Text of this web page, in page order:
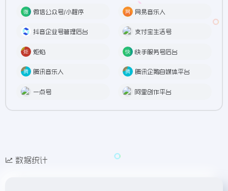
微信公众号/小程序 网易音乐人
抖音企业号管理后台 支付宝生活号
炬焰 快手服务号后台
腾讯音乐人 腾讯企鹅自媒体平台
一点号 阿里创作平台
数据统计